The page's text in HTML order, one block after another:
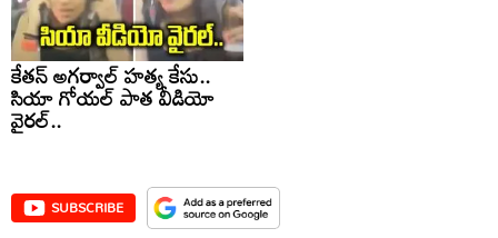
కేతన్ అగర్వాల్ హత్య కేసు..
సియా గోయల్ పాత వీడియో
వైరల్..
SUBSCRIBE